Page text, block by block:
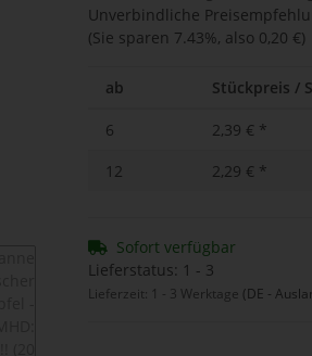
Unverbindliche
(Sie sparen 7.43%, also 0,20 €)
ab Stückpreis /
6 2,39 € *
12
2,29 € *
Sofort verfügbar
Lieferstatus: 1 - 3
Lieferzeit: 1 - 3 Werktage (DE -